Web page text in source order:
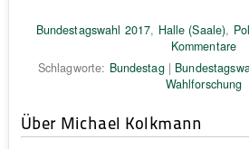
Bundestagswahl 2017, Halle (Saale),
Kommentare
Schlagworte: Bundestag|
Wahlforschung
Über Michael Kolkmann